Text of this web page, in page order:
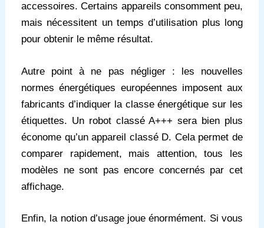
accessoires. Certains appareils consomment peu,
mais nécessitent un temps d’utilisation plus long
pour obtenir le même résultat.
Autre point à ne pas négliger : les nouvelles
normes énergétiques européennes imposent aux
fabricants d’indiquer la classe énergétique sur les
étiquettes. Un robot classé A+++ sera bien plus
économe qu’un appareil classé D. Cela permet de
comparer rapidement, mais attention, tous les
modèles ne sont pas encore concernés par cet
affichage.
Enfin, la notion d’usage joue énormément. Si vous